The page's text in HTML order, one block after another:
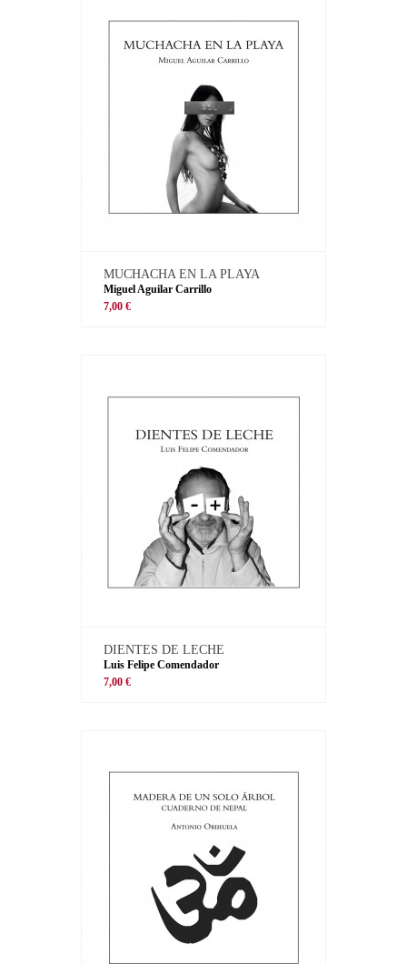
MUCHACHA EN LA PLAYA
Miguel Aguilar Carrillo
7,00 €
DIENTES DE LECHE
Luis Felipe Comendador
7,00 €